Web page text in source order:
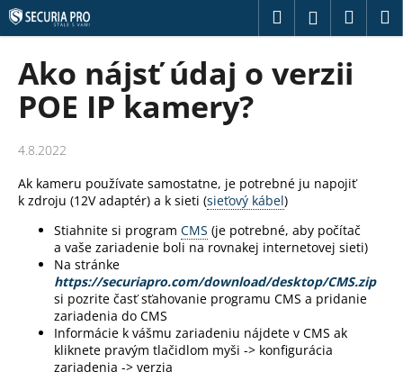
Prejsť
na
obsah
Hľadať
Ako nájsť údaj o verzii
POE IP kamery?
4.8.2022
Ak kameru používate samostatne, je potrebné ju napojiť
k zdroju (12V adaptér) a k sieti (sieťový kábel)
Stiahnite si program CMS (je potrebné, aby počítač
a vaše zariadenie boli na rovnakej internetovej sieti)
Na stránke
https://securiapro.com/download/desktop/CMS.zip
si pozrite časť sťahovanie programu CMS a pridanie
zariadenia do CMS
Informácie k vášmu zariadeniu nájdete v CMS ak
kliknete pravým tlačidlom myši -> konfigurácia
zariadenia -> verzia
K
o
Č
o
p
t
r